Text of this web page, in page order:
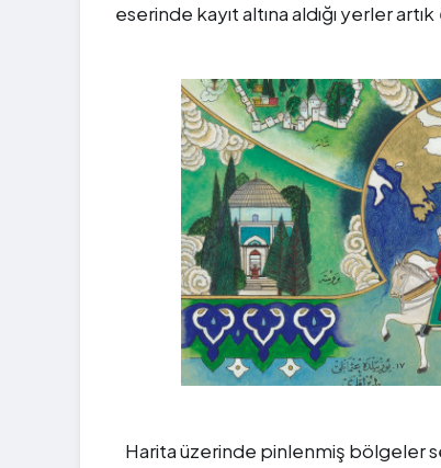
eserinde kayıt altına aldığı yerler artık
Harita üzerinde pinlenmiş bölgeler